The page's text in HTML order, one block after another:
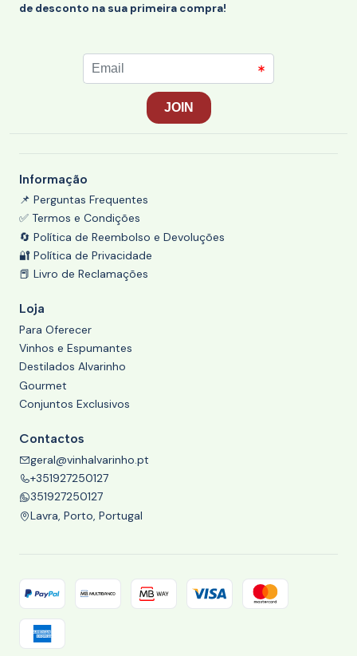
de desconto na sua primeira compra!
Informação
📌 Perguntas Frequentes
✅ Termos e Condições
🔄 Política de Reembolso e Devoluções
🔐 Política de Privacidade
📕 Livro de Reclamações
Loja
Para Oferecer
Vinhos e Espumantes
Destilados Alvarinho
Gourmet
Conjuntos Exclusivos
Contactos
geral@vinhalvarinho.pt
+351927250127
351927250127
Lavra, Porto, Portugal